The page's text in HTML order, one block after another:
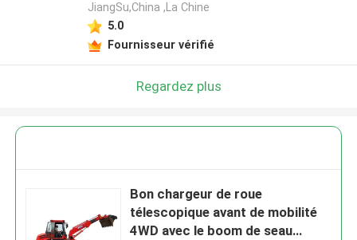
JiangSu,China ,La Chine
5.0
Fournisseur vérifié
Regardez plus
Bon chargeur de roue
télescopique avant de mobilité
4WD avec le boom de seau